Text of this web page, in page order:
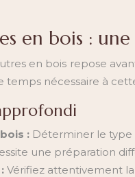
en bois :
en bois repose
temps nécessaire à
: Déterminer le type
une préparation
Vérifiez attentivement